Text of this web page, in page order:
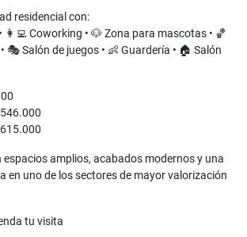
residencial con:
👩‍💻 Coworking • 🐶 Zona para mascotas • 🏀
🎭 Salón de juegos • 👶 Guardería • 🏠 Salón
amplios, acabados modernos y una
en uno de los sectores de mayor valorización
tu visita